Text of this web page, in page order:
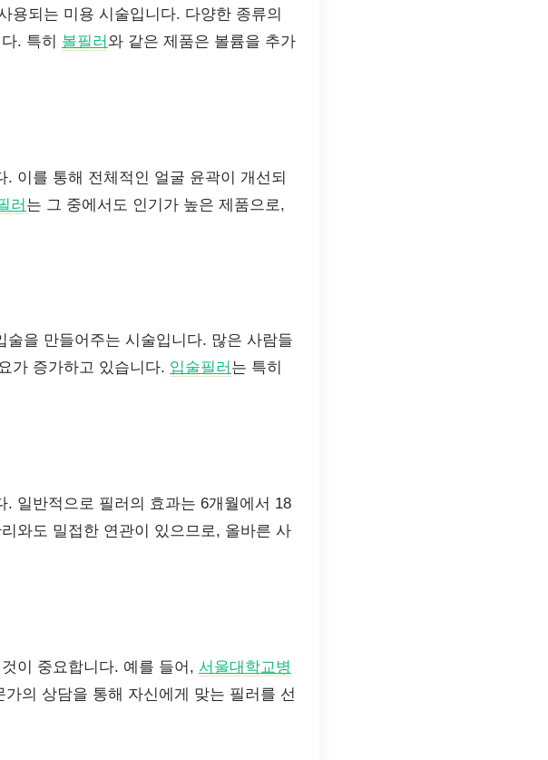
용되는 미용 시술입니다. 다양한 종류의
. 특히 볼필러 와 같은 제품은 볼륨을 추가
이를 통해 전체적인 얼굴 윤곽이 개선되
러 는 그 중에서도 인기가 높은 제품으로,
을 만들어주는 시술입니다. 많은 사람들
가 증가하고 있습니다. 입술필러 는 특히
일반적으로 필러의 효과는 6개월에서 18
와도 밀접한 연관이 있으므로, 올바른 사
이 중요합니다. 예를 들어, 서울대학교병
의 상담을 통해 자신에게 맞는 필러를 선